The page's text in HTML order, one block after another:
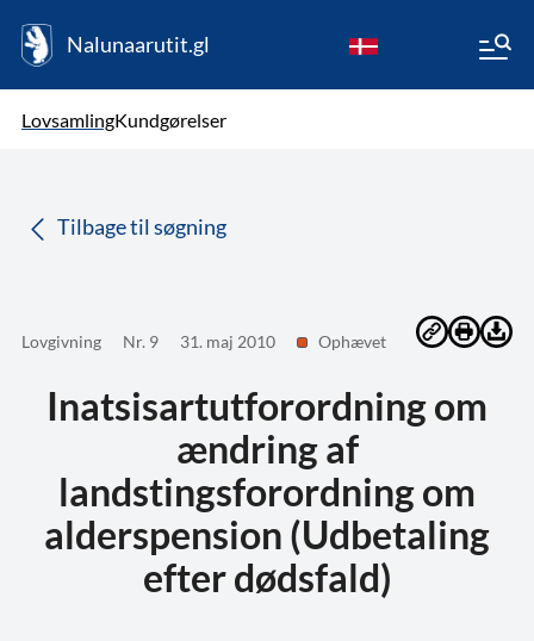
Nalunaarutit.gl
LovsamlingKundgørelser
Tilbage til søgning
Lovgivning Nr. 9 31. maj 2010 Ophævet
Inatsisartutforordning om
ændring af
landstingsforordning om
alderspension (Udbetaling
efter dødsfald)